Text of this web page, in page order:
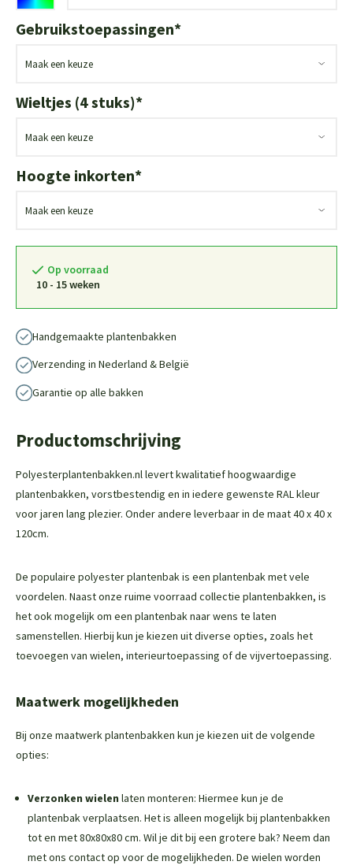
Gebruikstoepassingen*
Wieltjes (4 stuks)*
Hoogte inkorten*
Op voorraad
10 - 15 weken
Handgemaakte plantenbakken
Verzending in Nederland & België
Garantie op alle bakken
Productomschrijving
Polyesterplantenbakken.nl levert kwalitatief hoogwaardige
plantenbakken, vorstbestendig en in iedere gewenste RAL kleur
voor jaren lang plezier. Onder andere leverbaar in de maat 40 x 40 x
120cm.
De populaire polyester plantenbak is een plantenbak met vele
voordelen. Naast onze ruime voorraad collectie plantenbakken, is
het ook mogelijk om een plantenbak naar wens te laten
samenstellen. Hierbij kun je kiezen uit diverse opties, zoals het
toevoegen van wielen, interieurtoepassing of de vijvertoepassing.
Maatwerk mogelijkheden
Bij onze maatwerk plantenbakken kun je kiezen uit de volgende
opties:
Verzonken wielen laten monteren: Hiermee kun je de
plantenbak verplaatsen. Het is alleen mogelijk bij plantenbakken
tot en met 80x80x80 cm. Wil je dit bij een grotere bak? Neem dan
met ons contact op voor de mogelijkheden. De wielen worden